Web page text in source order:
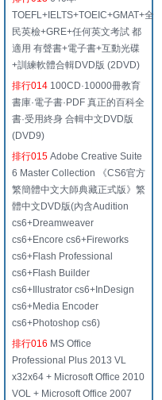
TOEFL+IELTS+TOEIC+GMAT+全
民英檢+GRE+任何英文考試 都
適用 有聲書+電子書+互動光碟
+訓練軟體合輯DVD版 (2DVD)
排行014 100CD·10000冊教育
書庫·電子書·PDF 真正的百科全
書·受用終身 合輯中文DVD版
(DVD9)
排行015 Adobe Creative Suite
6 Master Collection 《CS6官方
繁簡體中文大師典藏正式版》繁
體中文DVD版(內含Audition
cs6+Dreamweaver
cs6+Encore cs6+Fireworks
cs6+Flash Professional
cs6+Flash Builder
cs6+Illustrator cs6+InDesign
cs6+Media Encoder
cs6+Photoshop cs6)
排行016 MS Office
Professional Plus 2013 VL
x32x64 + Microsoft Office 2010
VOL + Microsoft Office 2007